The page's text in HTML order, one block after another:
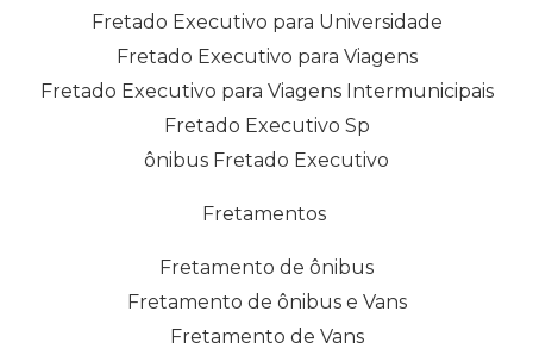
Fretado Executivo para Universidade
Fretado Executivo para Viagens
Fretado Executivo para Viagens Intermunicipais
Fretado Executivo Sp
ônibus Fretado Executivo
Fretamentos
Fretamento de ônibus
Fretamento de ônibus e Vans
Fretamento de Vans